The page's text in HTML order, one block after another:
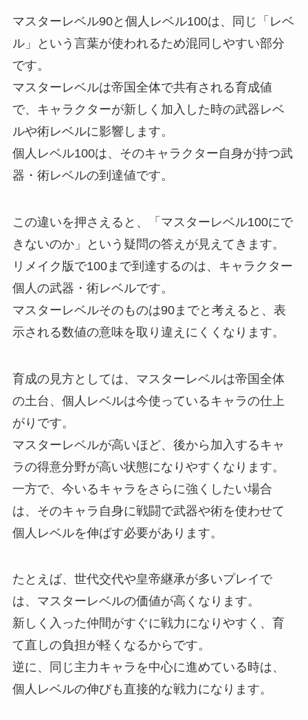
マスターレベル90と個人レベル100は、同じ「レベ
ル」という言葉が使われるため混同しやすい部分
です。
マスターレベルは帝国全体で共有される育成値
で、キャラクターが新しく加入した時の武器レベ
ルや術レベルに影響します。
個人レベル100は、そのキャラクター自身が持つ武
器・術レベルの到達値です。
この違いを押さえると、「マスターレベル100にで
きないのか」という疑問の答えが見えてきます。
リメイク版で100まで到達するのは、キャラクター
個人の武器・術レベルです。
マスターレベルそのものは90までと考えると、表
示される数値の意味を取り違えにくくなります。
育成の見方としては、マスターレベルは帝国全体
の土台、個人レベルは今使っているキャラの仕上
がりです。
マスターレベルが高いほど、後から加入するキャ
ラの得意分野が高い状態になりやすくなります。
一方で、今いるキャラをさらに強くしたい場合
は、そのキャラ自身に戦闘で武器や術を使わせて
個人レベルを伸ばす必要があります。
たとえば、世代交代や皇帝継承が多いプレイで
は、マスターレベルの価値が高くなります。
新しく入った仲間がすぐに戦力になりやすく、育
て直しの負担が軽くなるからです。
逆に、同じ主力キャラを中心に進めている時は、
個人レベルの伸びも直接的な戦力になります。